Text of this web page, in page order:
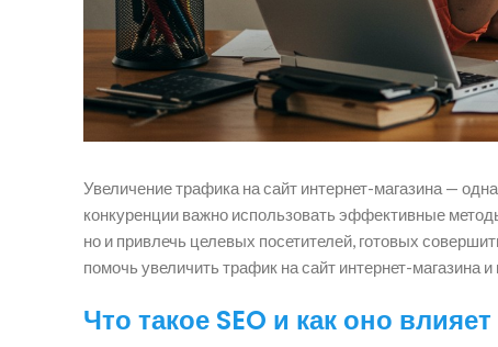
Увеличение трафика на сайт интернет-магазина —
конкуренции важно использовать эффективные
но и привлечь целевых посетителей, готовых
помочь увеличить трафик на сайт интернет-магазина
Что такое SEO и как оно